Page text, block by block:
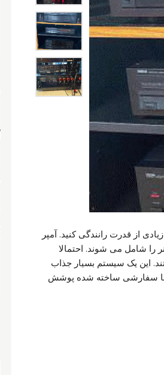
از قدرت رانندگی کنید. آمپر
را شامل می شوند. احتمالا
این یک سیستم بسیار جذاب
پیش. آمپر همراه با سفارشی ساخته شده پوشش